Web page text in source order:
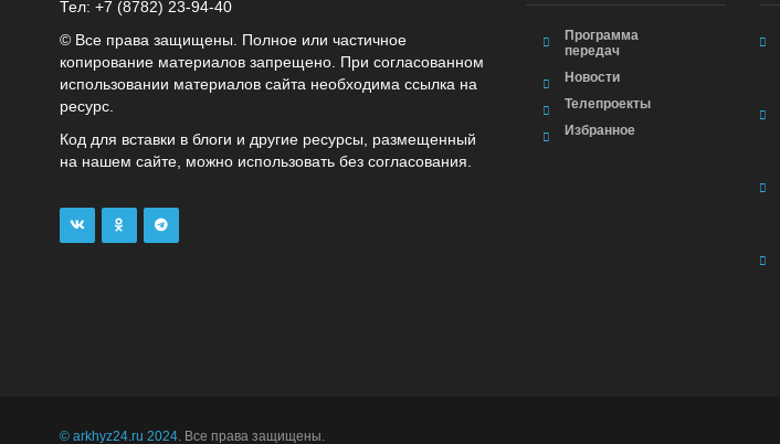
Тел: +7 (8782) 23‑94‑40
© Все права защищены. Полное или частичное
копирование материалов запрещено. При согласованном
использовании материалов сайта необходима ссылка на
ресурс.
Код для вставки в блоги и другие ресурсы, размещенный
на нашем сайте, можно использовать без согласования.
Программа
передач
Новости
Телепроекты
Избранное
© arkhyz24.ru 2024. Все права защищены.